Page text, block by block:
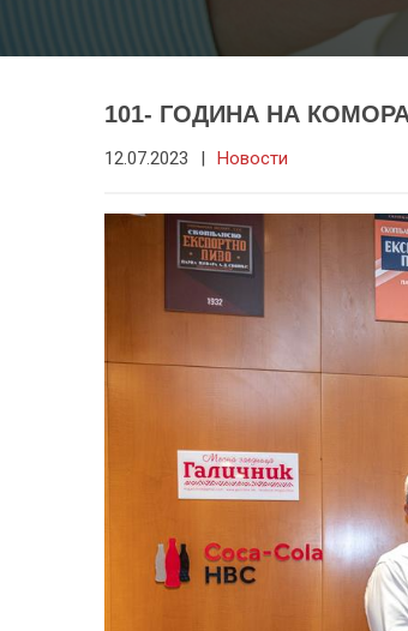
101- ГОДИНА НА
12.07.2023 | Новости